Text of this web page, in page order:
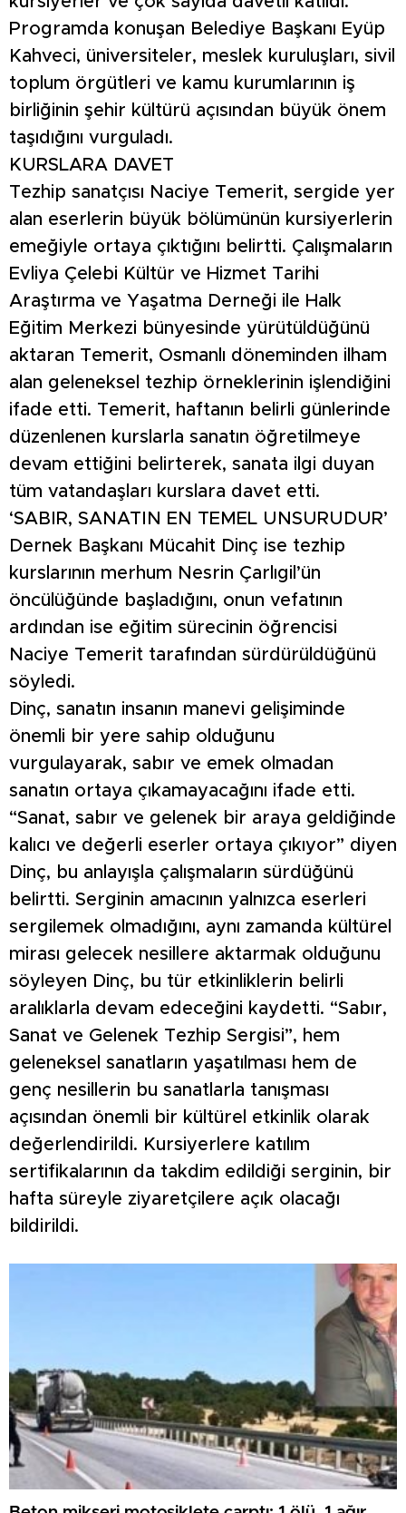
Programda konuşan Belediye Başkanı Eyüp
Kahveci, üniversiteler, meslek kuruluşları, sivil
toplum örgütleri ve kamu kurumlarının iş
birliğinin şehir kültürü açısından büyük önem
taşıdığını vurguladı.
KURSLARA DAVET
Tezhip sanatçısı Naciye Temerit, sergide yer
alan eserlerin büyük bölümünün kursiyerlerin
emeğiyle ortaya çıktığını belirtti. Çalışmaların
Evliya Çelebi Kültür ve Hizmet Tarihi
Araştırma ve Yaşatma Derneği ile Halk
Eğitim Merkezi bünyesinde yürütüldüğünü
aktaran Temerit, Osmanlı döneminden ilham
alan geleneksel tezhip örneklerinin işlendiğini
ifade etti. Temerit, haftanın belirli günlerinde
düzenlenen kurslarla sanatın öğretilmeye
devam ettiğini belirterek, sanata ilgi duyan
tüm vatandaşları kurslara davet etti.
‘SABIR, SANATIN EN TEMEL UNSURUDUR’
Dernek Başkanı Mücahit Dinç ise tezhip
kurslarının merhum Nesrin Çarlıgil’ün
öncülüğünde başladığını, onun vefatının
ardından ise eğitim sürecinin öğrencisi
Naciye Temerit tarafından sürdürüldüğünü
söyledi.
Dinç, sanatın insanın manevi gelişiminde
önemli bir yere sahip olduğunu
vurgulayarak, sabır ve emek olmadan
sanatın ortaya çıkamayacağını ifade etti.
“Sanat, sabır ve gelenek bir araya geldiğinde
kalıcı ve değerli eserler ortaya çıkıyor” diyen
Dinç, bu anlayışla çalışmaların sürdüğünü
belirtti. Serginin amacının yalnızca eserleri
sergilemek olmadığını, aynı zamanda kültürel
mirası gelecek nesillere aktarmak olduğunu
söyleyen Dinç, bu tür etkinliklerin belirli
aralıklarla devam edeceğini kaydetti. “Sabır,
Sanat ve Gelenek Tezhip Sergisi”, hem
geleneksel sanatların yaşatılması hem de
genç nesillerin bu sanatlarla tanışması
açısından önemli bir kültürel etkinlik olarak
değerlendirildi. Kursiyerlere katılım
sertifikalarının da takdim edildiği serginin, bir
hafta süreyle ziyaretçilere açık olacağı
bildirildi.